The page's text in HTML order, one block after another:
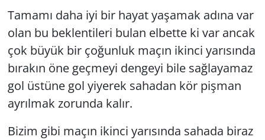
Tamamı daha iyi bir hayat yaşamak adına var
olan bu beklentileri bulan elbette ki var ancak
çok büyük bir çoğunluk maçın ikinci yarısında
bırakın öne geçmeyi dengeyi bile sağlayamaz
gol üstüne gol yiyerek sahadan kör pişman
ayrılmak zorunda kalır.
Bizim gibi maçın ikinci yarısında sahada biraz